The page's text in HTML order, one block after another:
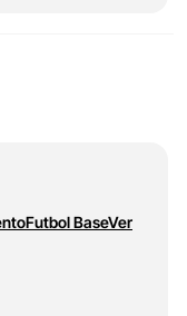
Futbol BaseVer